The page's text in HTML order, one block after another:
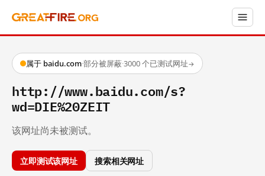
属于 baidu.com·部分被屏蔽·3000 个已测试网址→
http://www.baidu.com/s?
wd=DIE%20ZEIT
该网址尚未被测试。
立即测试该网址 搜索相关网址